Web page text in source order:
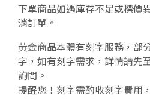
下單商品如遇庫存不足或標價
消訂單。
黃金商品本體有刻字服務，部
字，如有刻字需求，詳情請先
詢問。
提醒您！刻字需酌收刻字費用